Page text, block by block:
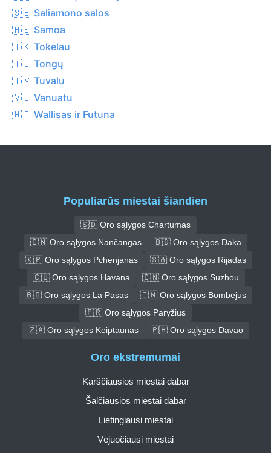
🇸🇧 Saliamono salos
🇼🇸 Samoa
🇹🇰 Tokelau
🇹🇴 Tongų
🇹🇻 Tuvalu
🇻🇺 Vanuatu
🇼🇫 Wallisas ir Futuna
Populiarūs miestai šiandien
🇸🇩 Oro sąlygos Chartumas
🇨🇳 Oro sąlygos Nančangas
🇧🇩 Oro sąlygos Daka
🇰🇵 Oro sąlygos Pchenjanas
🇸🇦 Oro sąlygos Rijadas
🇨🇺 Oro sąlygos Havana
🇨🇳 Oro sąlygos Suzhou
🇧🇴 Oro sąlygos La Pasas
🇮🇳 Oro sąlygos Bombėjus
🇫🇷 Oro sąlygos Paryžius
🇿🇦 Oro sąlygos Keiptaunas
🇵🇭 Oro sąlygos Davao
Oro ekstremumai
Karščiausios miestai dabar
Šalčiausios miestai dabar
Lietingiausi miestai
Vėjuočiausi miestai